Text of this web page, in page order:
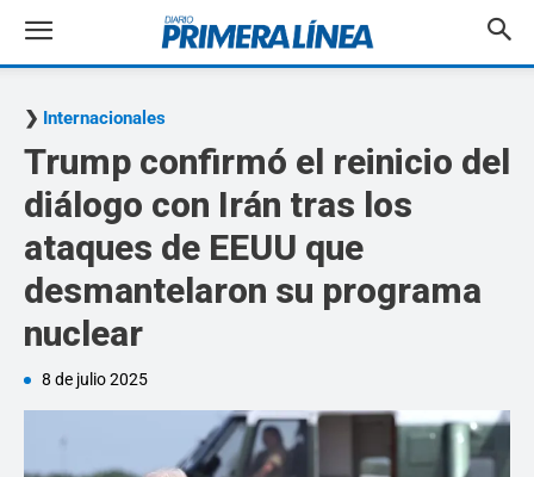
Internacionales
Trump confirmó el reinicio del
diálogo con Irán tras los
ataques de EEUU que
desmantelaron su programa
nuclear
8 de julio 2025